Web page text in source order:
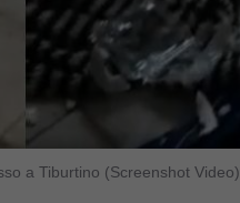
a Tiburtino (Screenshot Video)